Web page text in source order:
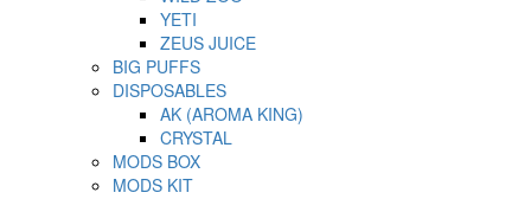
YETI
ZEUS JUICE
BIG PUFFS
DISPOSABLES
AK (AROMA KING)
CRYSTAL
MODS BOX
MODS KIT